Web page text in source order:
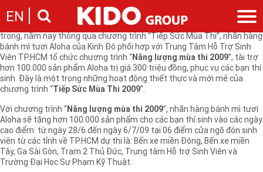
EN
Giới thiệu
Câu chuyện KIDO
Chặng đường
Nhà sáng lập
Ngành hàng
Ngành dầu
Ngành gia vị
Ngành bánh
Tin tức
Tin tức & sự kiện
Thông cáo báo chí của tập đoàn
Nhà đầu tư
Thông điệp
Ban điều hành
Báo cáo
Liên hệ
Nghề nghiệp
Nhằm thể hiện sự quan tâm sâu sắc đối với mùa tuyển sinh Đại Học
Cao Đẳng 2009 – 2010, đặc biệt giúp các bạn thí sinh từ các tỉnh thành
về TP.HCM dự thi được tiếp thêm năng lượng, chuẩn bị cho kỳ thi quan
trọng, năm nay thông qua chương trình “Tiếp Sức Mùa Thi”, nhãn hàng
bánh mì tươi Aloha của Kinh Đô phối hợp với Trung Tâm Hỗ Trợ Sinh
Viên TP.HCM tổ chức chương trình “Năng lượng mùa thi 2009”, tài trợ
hơn 100.000 sản phẩm Aloha trị giá 300 triệu đồng, phục vụ các bạn thí
sinh. Đây là một trong những hoạt động thiết thực và mới mẻ của
chương trình “ Tiếp Sức Mùa Thi 2009”.
Với chương trình “Năng lượng mùa thi 2009”, nhãn hàng bánh mì tươi
Aloha sẽ tặng hơn 100.000 sản phẩm cho các bạn thí sinh vào các ngày
cao điểm: từ ngày 28/6 đến ngày 6/7/09 tại 06 điểm cửa ngõ đón sinh
viên từ các tỉnh về TP.HCM dự thi là: Bến xe miền Đông, Bến xe miền
Tây, Ga Sài Gòn, Trạm 2 Thủ Đức, Trung tâm Hỗ trợ Sinh Viên và
Trường Đại Học Sư Phạm Kỹ Thuật.